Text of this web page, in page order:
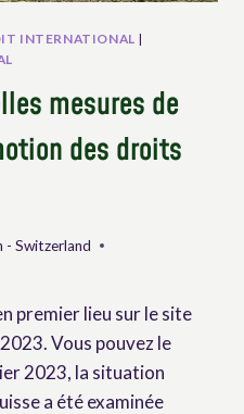
INTERNATIONAL |
mesures de
des droits
- Switzerland
premier lieu sur le site
Vous pouvez le
2023, la situation
a été examinée